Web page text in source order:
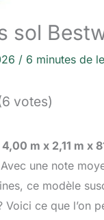
sol
/ 6 minutes de
votes)
m x 2,11 m x
une note
ce modèle
Voici ce que l’on